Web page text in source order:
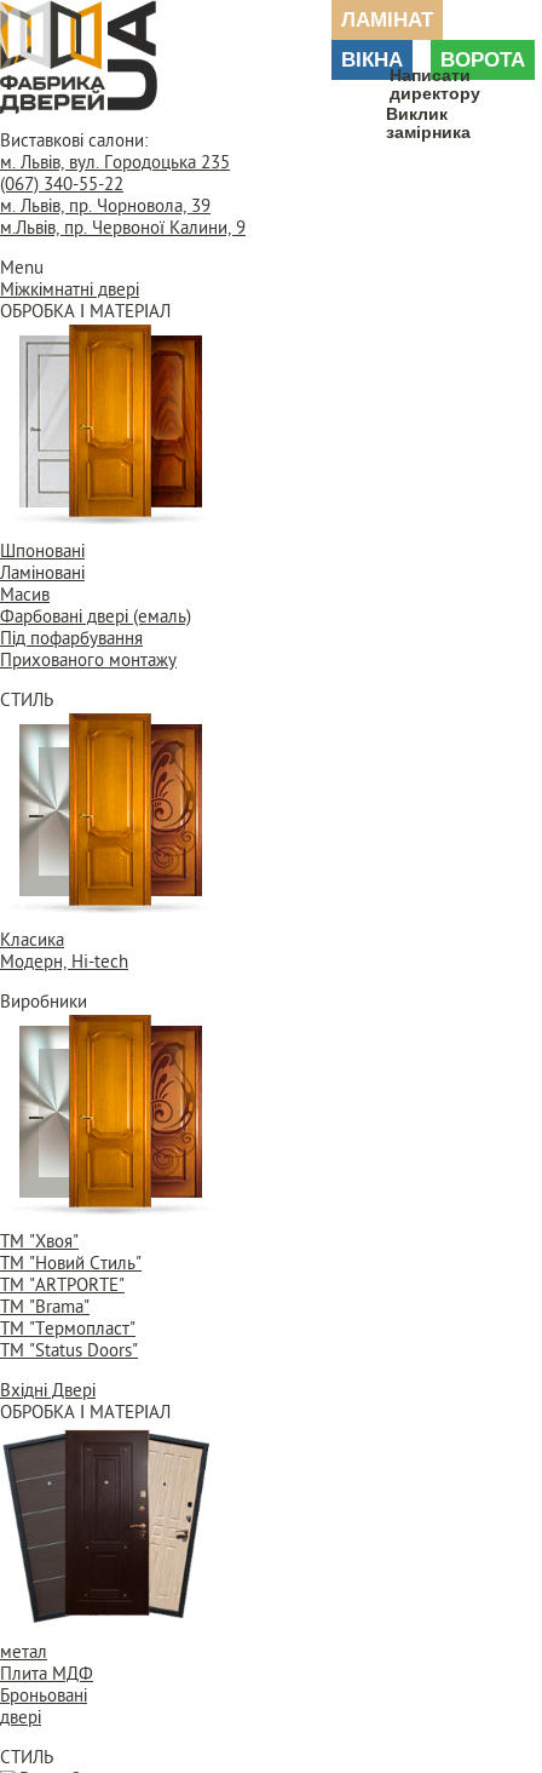
Виставкові салони:
м. Львів, вул. Городоцька 235
(067) 340-55-22
м. Львів, пр. Чорновола, 39
м.Львів, пр. Червоної Калини, 9
ЛАМІНАТ
ВІКНА
ВОРОТА
Написати
директору
Виклик
замірника
Menu
Міжкімнатні двері
ОБРОБКА І МАТЕРІАЛ
Шпоновані
Ламіновані
Масив
Фарбовані двері (емаль)
Під пофарбування
Прихованого монтажу
СТИЛЬ
Класика
Модерн, Hi-tech
Виробники
ТМ "Хвоя"
ТМ "Новий Стиль"
ТМ "ARTPORTE"
ТМ "Brama"
ТМ "Термопласт"
ТМ "Status Doors"
Вхідні Двері
ОБРОБКА І МАТЕРІАЛ
метал
Плита МДФ
Броньовані
двері
СТИЛЬ